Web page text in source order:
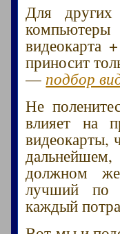
Для
видеокарта
приносит
— подбор
Не
влияет на
видеокарты,
должном
лучший по
каждый